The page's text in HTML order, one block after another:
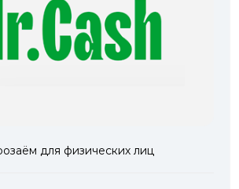
для физических лиц